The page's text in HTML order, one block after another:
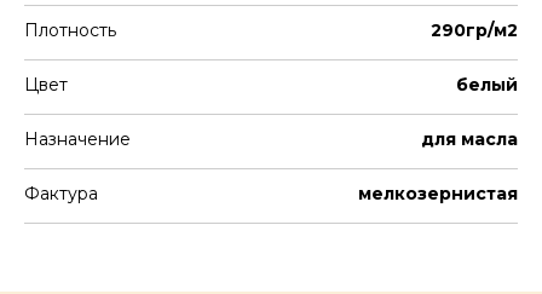
Плотность 290гр/м2
Цвет белый
Назначение для масла
Фактура мелкозернистая